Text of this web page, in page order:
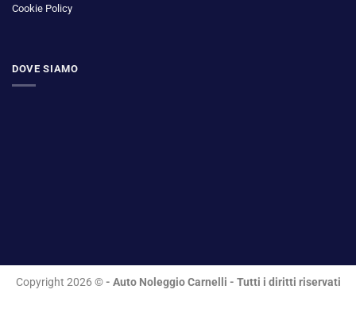
Cookie Policy
DOVE SIAMO
Copyright 2026 ©- Auto Noleggio Carnelli - Tutti i diritti riservati